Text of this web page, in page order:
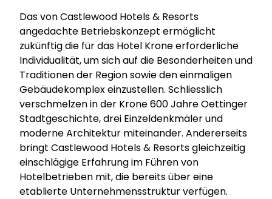
Das von Castlewood Hotels & Resorts
angedachte Betriebskonzept ermöglicht
zukünftig die für das Hotel Krone erforderliche
Individualität, um sich auf die Besonderheiten und
Traditionen der Region sowie den einmaligen
Gebäudekomplex einzustellen. Schliesslich
verschmelzen in der Krone 600 Jahre Oettinger
Stadtgeschichte, drei Einzeldenkmäler und
moderne Architektur miteinander. Andererseits
bringt Castlewood Hotels & Resorts gleichzeitig
einschlägige Erfahrung im Führen von
Hotelbetrieben mit, die bereits über eine
etablierte Unternehmensstruktur verfügen.